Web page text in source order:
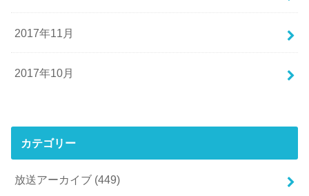
2017年11月
2017年10月
カテゴリー
放送アーカイブ (449)